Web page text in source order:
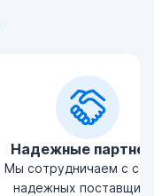
Надежные
Мы сотрудничаем с
надежных